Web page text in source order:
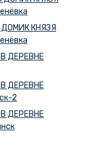
КНЯЗЯ
ДЕРЕВНЕ
ДЕРЕВНЕ
2
ДЕРЕВНЕ